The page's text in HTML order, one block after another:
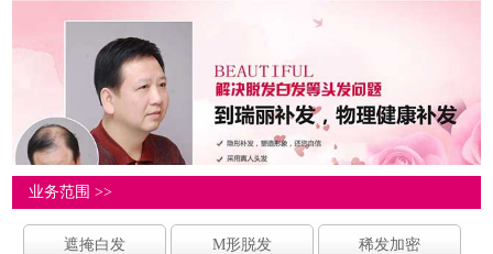
业务范围 >>
遮掩白发 M形脱发 稀发加密